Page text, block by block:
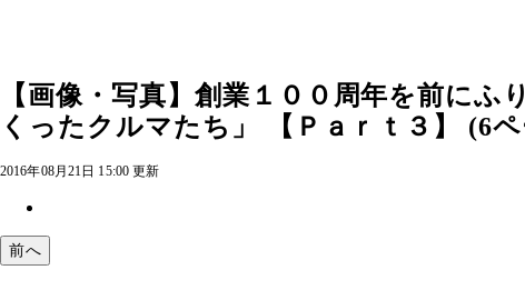
【画像・写真】創業１００周年を前に
くったクルマたち」 【Ｐａｒｔ３】 (6
2016年08月21日 15:00 更新
前へ